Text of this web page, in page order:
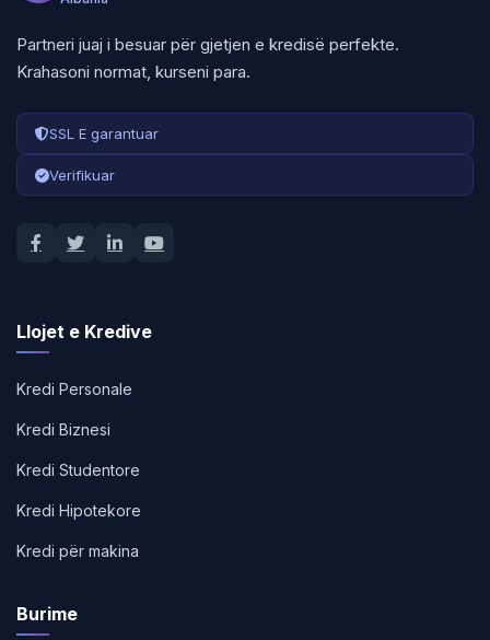
Partneri juaj i besuar për gjetjen e kredisë perfekte.
Krahasoni normat, kurseni para.
SSL E garantuar
Verifikuar
Llojet e Kredive
Kredi Personale
Kredi Biznesi
Kredi Studentore
Kredi Hipotekore
Kredi për makina
Burime